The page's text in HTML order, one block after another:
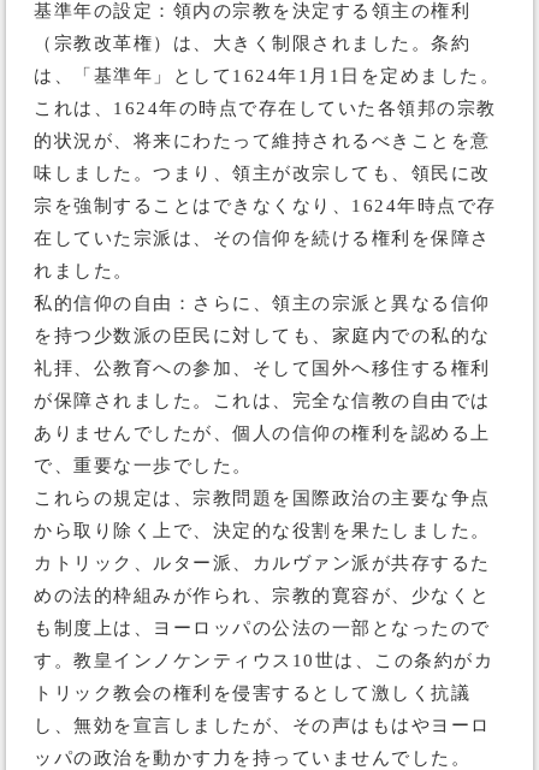
基準年の設定：領内の宗教を決定する領主の権利
（宗教改革権）は、大きく制限されました。条約
は、「基準年」として1624年1月1日を定めました。
これは、1624年の時点で存在していた各領邦の宗教
的状況が、将来にわたって維持されるべきことを意
味しました。つまり、領主が改宗しても、領民に改
宗を強制することはできなくなり、1624年時点で存
在していた宗派は、その信仰を続ける権利を保障さ
れました。
私的信仰の自由：さらに、領主の宗派と異なる信仰
を持つ少数派の臣民に対しても、家庭内での私的な
礼拝、公教育への参加、そして国外へ移住する権利
が保障されました。これは、完全な信教の自由では
ありませんでしたが、個人の信仰の権利を認める上
で、重要な一歩でした。
これらの規定は、宗教問題を国際政治の主要な争点
から取り除く上で、決定的な役割を果たしました。
カトリック、ルター派、カルヴァン派が共存するた
めの法的枠組みが作られ、宗教的寛容が、少なくと
も制度上は、ヨーロッパの公法の一部となったので
す。教皇インノケンティウス10世は、この条約がカ
トリック教会の権利を侵害するとして激しく抗議
し、無効を宣言しましたが、その声はもはやヨーロ
ッパの政治を動かす力を持っていませんでした。